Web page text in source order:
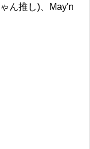
ん推し)、May'n